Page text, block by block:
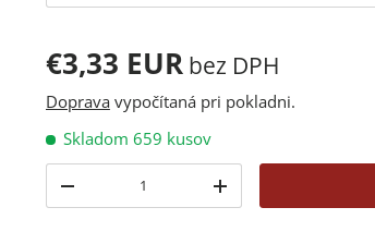
€3,33 EURbez DPH
Dopravavypočítaná pri pokladni.
Skladom 659 kusov
-
+